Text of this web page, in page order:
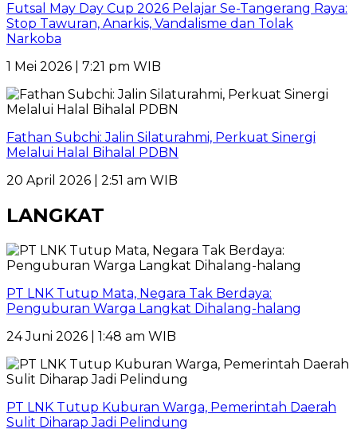
Futsal May Day Cup 2026 Pelajar Se-Tangerang Raya:
Stop Tawuran, Anarkis, Vandalisme dan Tolak
Narkoba
1 Mei 2026 | 7:21 pm WIB
Fathan Subchi: Jalin Silaturahmi, Perkuat Sinergi
Melalui Halal Bihalal PDBN
20 April 2026 | 2:51 am WIB
LANGKAT
PT LNK Tutup Mata, Negara Tak Berdaya:
Penguburan Warga Langkat Dihalang-halang
24 Juni 2026 | 1:48 am WIB
PT LNK Tutup Kuburan Warga, Pemerintah Daerah
Sulit Diharap Jadi Pelindung